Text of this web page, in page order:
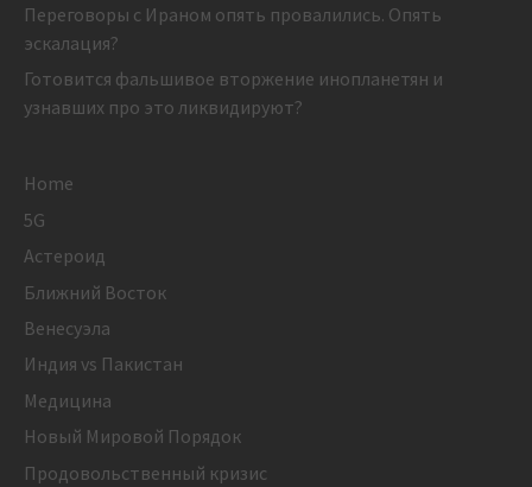
Переговоры с Ираном опять провалились. Опять
эскалация?
Готовится фальшивое вторжение инопланетян и
узнавших про это ликвидируют?
Home
5G
Астероид
Ближний Восток
Венесуэла
Индия vs Пакистан
Медицина
Новый Мировой Порядок
Продовольственный кризис